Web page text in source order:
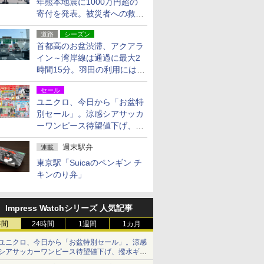
寄付を発表。被災者への救援
活動・復旧支援
道路 シーズン
首都高のお盆渋滞、アクアラ
イン～湾岸線は通過に最大2
時間15分。羽田の利用には
「空港西出口」の利用検討を
セール
ユニクロ、今日から「お盆特
別セール」。涼感シアサッカ
ーワンピース待望値下げ、撥
水ギアショーツは1990円に
連載 週末駅弁
東京駅「Suicaのペンギン チ
キンのり弁」
Impress Watchシリーズ 人気記事
24時間 1週間 1カ月
ニクロ、今日から「お盆特別セール」。涼感
アサッカーワンピース待望値下げ、撥水ギア
ョーツは1990円に